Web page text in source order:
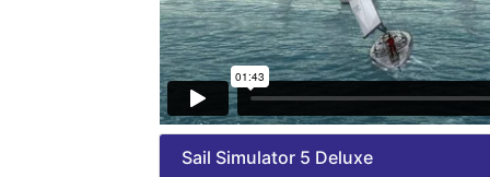
Sail Simulator 5 Deluxe